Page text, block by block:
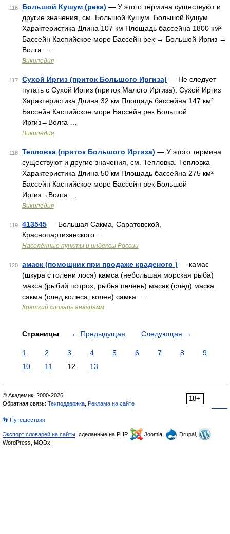
116 Большой Кушум (река) — У этого термина существуют и
другие значения, см. Большой Кушум. Большой Кушум
Характеристика Длина 107 км Площадь бассейна 1800 км²
Бассейн Каспийское море Бассейн рек → Большой Иргиз →
Волга …
Википедия
117 Сухой Иргиз (приток Большого Иргиза) — Не следует
путать с Сухой Иргиз (приток Малого Иргиза). Сухой Иргиз
Характеристика Длина 32 км Площадь бассейна 147 км²
Бассейн Каспийское море Бассейн рек Большой
Иргиз→Волга …
Википедия
118 Тепловка (приток Большого Иргиза) — У этого термина
существуют и другие значения, см. Тепловка. Тепловка
Характеристика Длина 50 км Площадь бассейна 275 км²
Бассейн Каспийское море Бассейн рек Большой
Иргиз→Волга …
Википедия
119 413545 — Большая Сакма, Саратовской,
Краснопартизанского …
Населённые пункты и индексы России
120 амаск (помощник при продаже краденого ) — камас
(шкура с голени лося) камса (небольшая морская рыба)
макса (рыбий потрох, рыбья печень) масак (след) маска
сакма (след колеса, колея) самка …
Краткий словарь анаграмм
Страницы ← Предыдущая Следующая →
1 2 3 4 5 6 7 8
9
10
11 12 13
18+
© Академик, 2000-2026
Обратная связь: Техподдержка Реклама на сайте
👣 Путешествия
Экспорт словарей на сайты , сделанные на PHP, Joomla,
Drupal,
WordPress, MODx.